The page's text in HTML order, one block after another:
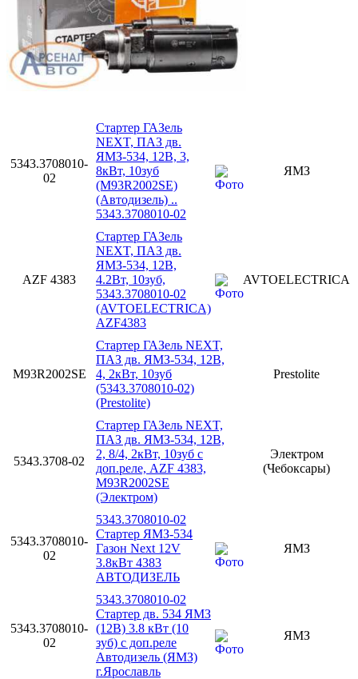
5343.3708010-
02
Стартер ГАЗель
NEXT, ПАЗ дв.
ЯМЗ-534, 12В, 3,
8кВт, 10зуб
(M93R2002SE)
(Автодизель) ..
5343.3708010-02
ЯМЗ
AZF 4383
Стартер ГАЗель
NEXT, ПАЗ дв.
ЯМЗ-534, 12В,
4.2Вт, 10зуб,
5343.3708010-02
(AVTOELECTRICA)
AZF4383
AVTOELECTRICA
M93R2002SE
Стартер ГАЗель NEXT,
ПАЗ дв. ЯМЗ-534, 12В,
4, 2кВт, 10зуб
(5343.3708010-02)
(Prestolite)
Prestolite
5343.3708-02
Стартер ГАЗель NEXT,
ПАЗ дв. ЯМЗ-534, 12В,
2, 8/4, 2кВт, 10зуб с
доп.реле, AZF 4383,
M93R2002SE
(Электром)
Электром
(Чебоксары)
5343.3708010-
02
5343.3708010-02
Стартер ЯМЗ-534
Газон Next 12V
3.8кВт 4383
АВТОДИЗЕЛЬ
ЯМЗ
5343.3708010-
02
5343.3708010-02
Стартер дв. 534 ЯМЗ
(12В) 3.8 кВт (10
зуб) с доп.реле
Автодизель (ЯМЗ)
г.Ярославль
ЯМЗ